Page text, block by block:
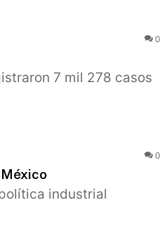
0
7 mil 278 casos
0
industrial